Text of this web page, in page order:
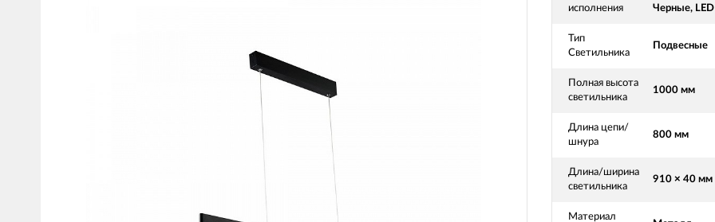
исполнения
Черные, LED
Тип
Светильника
Подвесные
Полная высота
светильника
1000 мм
Длина цепи/
шнура
800 мм
Длина/ширина
светильника
910 × 40 мм
Материал